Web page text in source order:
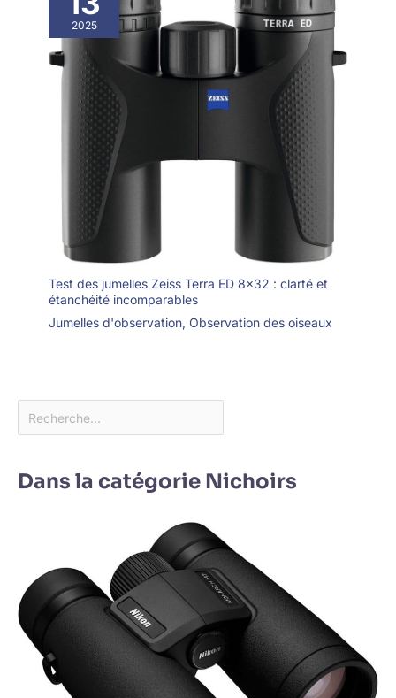
vous permettant de voir
chaque étape de la vie
l'éclosion des œufs au
premier vol des oiseaux.
Une aventure
d'apprentissage unique
pour les amateurs
d'oiseaux et les familles.
décoration des jardins,
des parcs et de la nature.
2025
Test des jumelles Zeiss Terra ED 8×32 : clarté et
étanchéité incomparables
Jumelles d'observation, Observation des oiseaux
Dans la catégorie Nichoirs